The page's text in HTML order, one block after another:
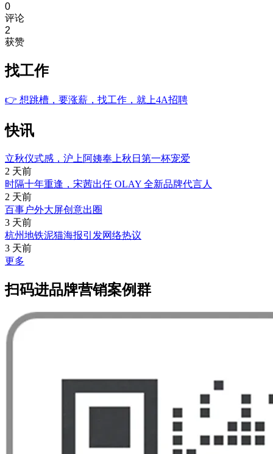
0
评论
2
获赞
找工作
👉 想跳槽，要涨薪，找工作，就上4A招聘
快讯
立秋仪式感，沪上阿姨奉上秋日第一杯宠爱
2 天前
时隔十年重逢，宋茜出任 OLAY 全新品牌代言人
2 天前
百事户外大屏创意出圈
3 天前
杭州地铁泥猫海报引发网络热议
3 天前
更多
扫码进品牌营销案例群